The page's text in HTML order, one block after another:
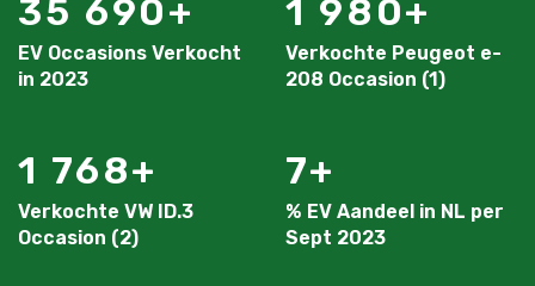
35 690
EV Occasions Verkocht
in 2023
1 980
Verkochte Peugeot e-
208 Occasion (1)
1 768
Verkochte VW ID.3
Occasion (2)
7
% EV Aandeel in NL per
Sept 2023